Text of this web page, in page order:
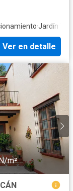
·Jardín
Ver en detalle
m²